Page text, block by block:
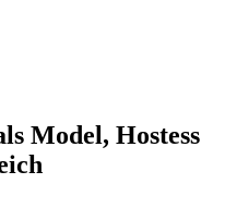
Model, Hostess